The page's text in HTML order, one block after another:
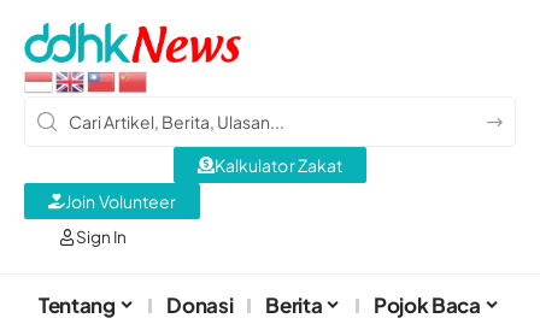
Sign In
Kalkulator Zakat
Join Volunteer
Tentang Donasi Berita Pojok Baca